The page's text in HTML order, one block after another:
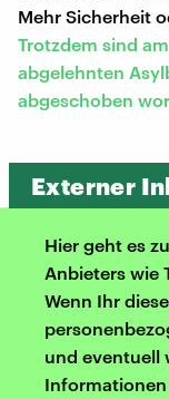
Mehr Sicherheit
Trotzdem sind
abgelehnten
abgeschoben
Externer
Hier geht es
Anbieters wie
Wenn Ihr
und eventuell